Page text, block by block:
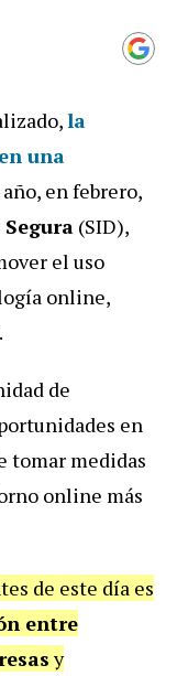
la
una
año, en febrero,
(SID),
el uso
online,
de
en
tomar medidas
online más
de este día es
entre
y